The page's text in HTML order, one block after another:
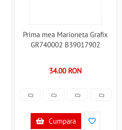
Prima mea Marioneta Grafix
GR740002 B39017902
34.00 RON
Cumpara